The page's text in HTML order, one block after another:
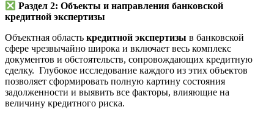
Раздел 2: Объекты и направления банковской
кредитной экспертизы
Объектная область кредитной экспертизы в банковской
сфере чрезвычайно широка и включает весь комплекс
документов и обстоятельств, сопровождающих кредитную
сделку. Глубокое исследование каждого из этих объектов
позволяет сформировать полную картину состояния
задолженности и выявить все факторы, влияющие на
величину кредитного риска.